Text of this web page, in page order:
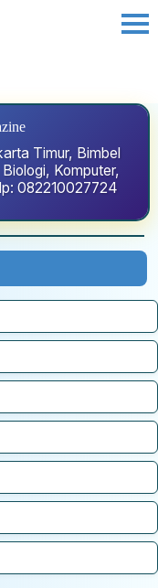
Timur, Bimbel
Komputer,
082210027724